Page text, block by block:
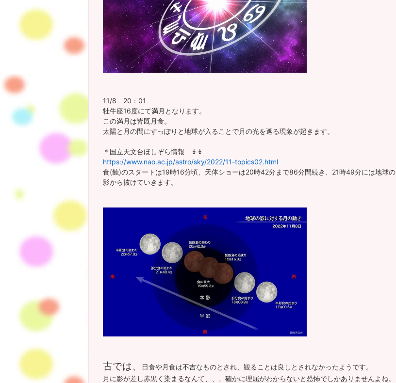
11/8 20：01
牡牛座16度にて満月となります。
この満月は皆既月食。
太陽と月の間にすっぽりと地球が入ることで月の光を遮る現象が起きます。
＊国立天文台ほしぞら情報 ↡↡
https://www.nao.ac.jp/astro/sky/2022/11-topics02.html
食(蝕)のスタートは19時16分頃、天体ショーは20時42分まで86分間続き、21時49分には地球の
影から抜けていきます。
古では、
日食や月食は不吉なものとされ、観ることは良しとされなかったようです。
月に影が差し赤黒く染まるなんて、、、確かに理屈がわからないと恐怖でしかありませんよね。